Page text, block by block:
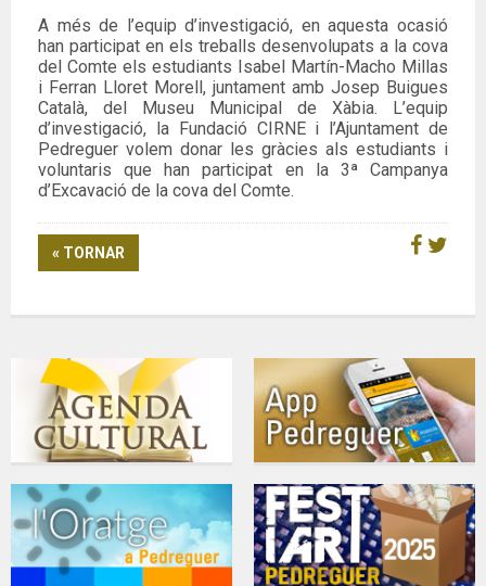
A més de l’equip d’investigació, en aquesta ocasió
han participat en els treballs desenvolupats a la cova
del Comte els estudiants Isabel Martín-Macho Millas
i Ferran Lloret Morell, juntament amb Josep Buigues
Català, del Museu Municipal de Xàbia. L’equip
d’investigació, la Fundació CIRNE i l’Ajuntament de
Pedreguer volem donar les gràcies als estudiants i
voluntaris que han participat en la 3ª Campanya
d’Excavació de la cova del Comte.
« TORNAR